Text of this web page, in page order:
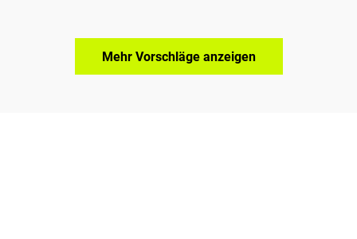
Mehr Vorschläge anzeigen